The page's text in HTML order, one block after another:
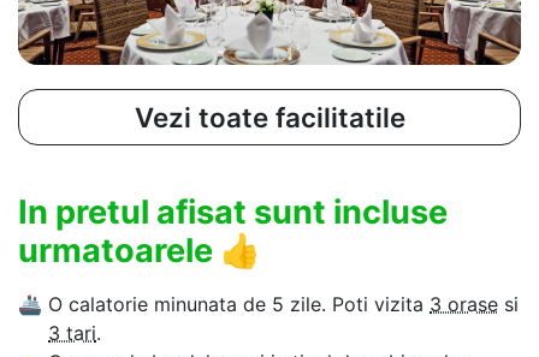
Vezi toate facilitatile
In pretul afisat sunt incluse
urmatoarele 👍
🚢 O calatorie minunata de 5 zile. Poti vizita 3 orase si
3 tari.